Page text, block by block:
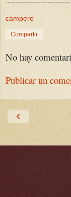
campero
Compartir
No hay
Publicar un
‹